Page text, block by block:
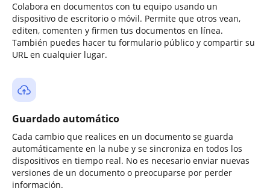
Colabora en documentos con tu equipo usando un
dispositivo de escritorio o móvil. Permite que otros vean,
editen, comenten y firmen tus documentos en línea.
También puedes hacer tu formulario público y compartir su
URL en cualquier lugar.
Guardado automático
Cada cambio que realices en un documento se guarda
automáticamente en la nube y se sincroniza en todos los
dispositivos en tiempo real. No es necesario enviar nuevas
versiones de un documento o preocuparse por perder
información.